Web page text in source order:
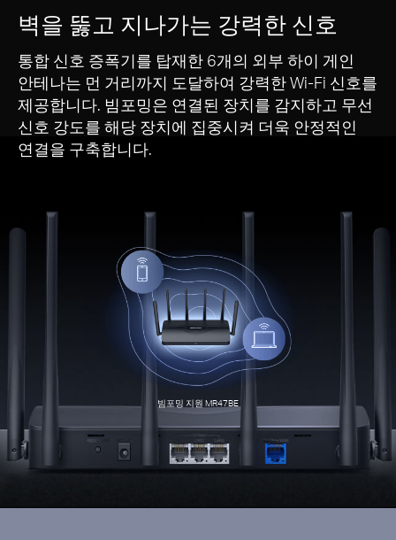
벽을 뚫고 지나가는 강력한 신호
통합 신호 증폭기를 탑재한 6개의 외부 하이 게인
안테나는 먼 거리까지 도달하여 강력한 Wi-Fi 신호를
제공합니다. 빔포밍은 연결된 장치를 감지하고 무선
신호 강도를 해당 장치에 집중시켜 더욱 안정적인
연결을 구축합니다.
빔포밍 지원 MR47BE